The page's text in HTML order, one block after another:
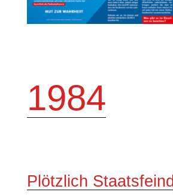
1984
Plötzlich Staatsfeind